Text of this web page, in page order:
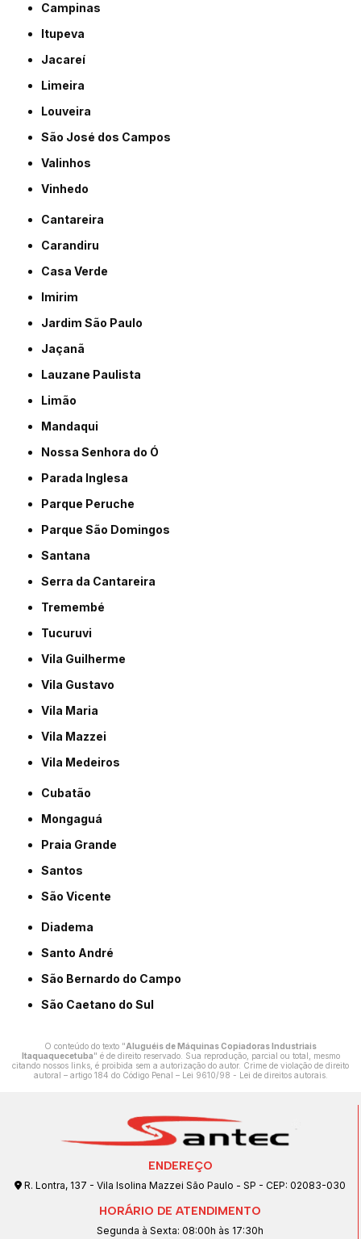
Campinas
Itupeva
Jacareí
Limeira
Louveira
São José dos Campos
Valinhos
Vinhedo
Cantareira
Carandiru
Casa Verde
Imirim
Jardim São Paulo
Jaçanã
Lauzane Paulista
Limão
Mandaqui
Nossa Senhora do Ó
Parada Inglesa
Parque Peruche
Parque São Domingos
Santana
Serra da Cantareira
Tremembé
Tucuruvi
Vila Guilherme
Vila Gustavo
Vila Maria
Vila Mazzei
Vila Medeiros
Cubatão
Mongaguá
Praia Grande
Santos
São Vicente
Diadema
Santo André
São Bernardo do Campo
São Caetano do Sul
O conteúdo do texto "Aluguéis de Máquinas Copiadoras Industriais
Itaquaquecetuba" é de direito reservado. Sua reprodução, parcial ou total, mesmo
citando nossos links, é proibida sem a autorização do autor. Crime de violação de direito
autoral – artigo 184 do Código Penal – Lei 9610/98 - Lei de direitos autorais.
ENDEREÇO
R. Lontra, 137 - Vila Isolina Mazzei São Paulo - SP - CEP: 02083-030
HORÁRIO DE ATENDIMENTO
Segunda à Sexta: 08:00h às 17:30h